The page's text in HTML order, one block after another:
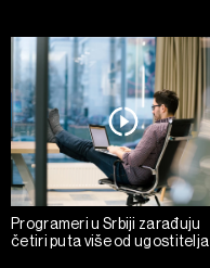
Programeri u Srbiji zarađuju
četiri puta više od ugostitelja